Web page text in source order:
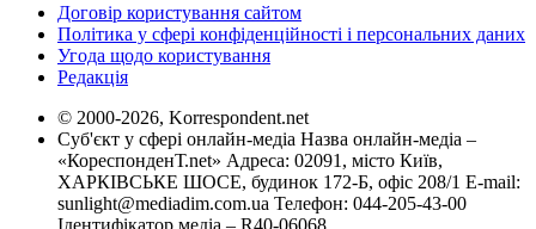
Договір користування сайтом
Політика у сфері конфіденційності і персональних даних
Угода щодо користування
Редакція
© 2000-2026, Korrespondent.net
Суб'єкт у сфері онлайн-медіа Назва онлайн-медіа –
«КореспонденТ.net» Адреса: 02091, місто Київ,
ХАРКІВСЬКЕ ШОСЕ, будинок 172-Б, офіс 208/1 E-mail:
sunlight@mediadim.com.ua Телефон: 044-205-43-00
Ідентифікатор медіа – R40-06068